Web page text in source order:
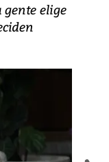
gente elige